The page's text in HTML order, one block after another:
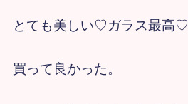
とても美しい♡ガラス最高♡
買って良かった。